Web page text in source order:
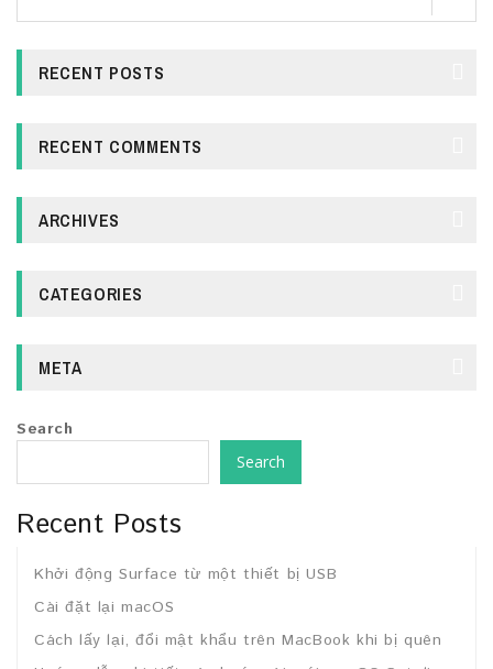
RECENT POSTS
RECENT COMMENTS
ARCHIVES
CATEGORIES
META
Search
Search
Recent Posts
Khởi động Surface từ một thiết bị USB
Cài đặt lại macOS
Cách lấy lại, đổi mật khẩu trên MacBook khi bị quên